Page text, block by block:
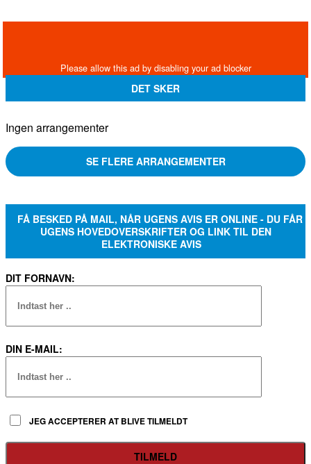
DET SKER
Ingen arrangementer
SE FLERE ARRANGEMENTER
FÅ BESKED PÅ MAIL, NÅR UGENS AVIS ER ONLINE - DU FÅR
UGENS HOVEDOVERSKRIFTER OG LINK TIL DEN
ELEKTRONISKE AVIS
DIT FORNAVN:
DIN E-MAIL:
JEG ACCEPTERER AT BLIVE TILMELDT